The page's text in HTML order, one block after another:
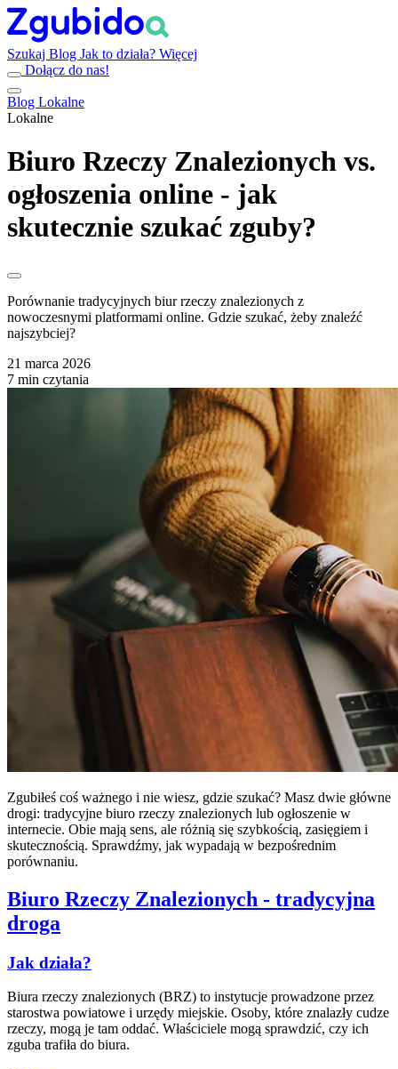
Szukaj Blog Jak to działa? Więcej
Dołącz do nas!
Blog Lokalne
Lokalne
Biuro Rzeczy Znalezionych vs.
ogłoszenia online - jak
skutecznie szukać zguby?
Porównanie tradycyjnych biur rzeczy znalezionych z
nowoczesnymi platformami online. Gdzie szukać, żeby znaleźć
najszybciej?
21 marca 2026
7 min czytania
Zgubiłeś coś ważnego i nie wiesz, gdzie szukać? Masz dwie główne
drogi: tradycyjne biuro rzeczy znalezionych lub ogłoszenie w
internecie. Obie mają sens, ale różnią się szybkością, zasięgiem i
skutecznością. Sprawdźmy, jak wypadają w bezpośrednim
porównaniu.
Biuro Rzeczy Znalezionych - tradycyjna
droga
Jak działa?
Biura rzeczy znalezionych (BRZ) to instytucje prowadzone przez
starostwa powiatowe i urzędy miejskie. Osoby, które znalazły cudze
rzeczy, mogą je tam oddać. Właściciele mogą sprawdzić, czy ich
zguba trafiła do biura.